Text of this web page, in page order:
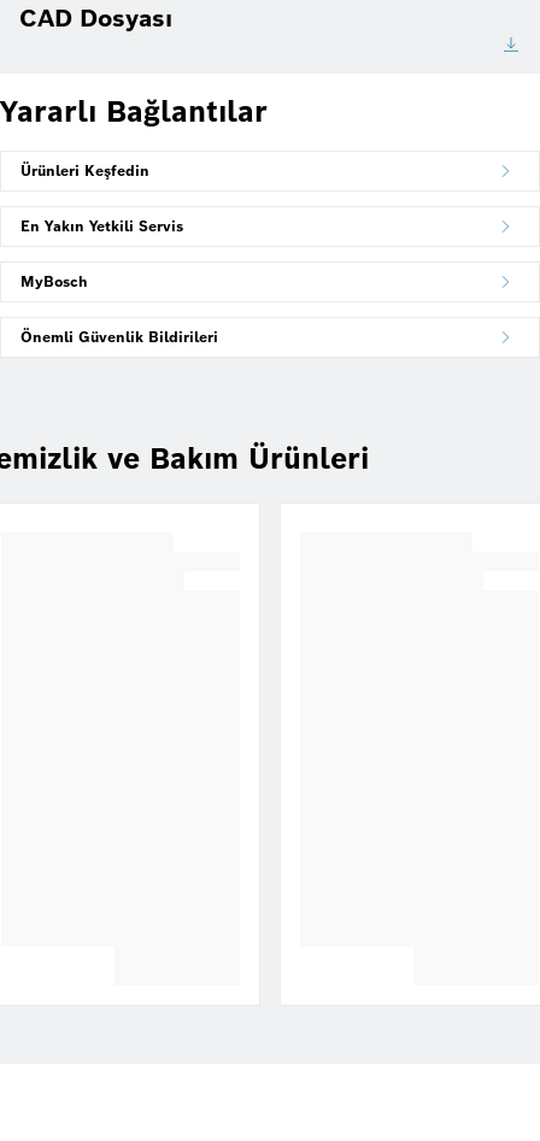
CAD Dosyası
Yararlı Bağlantılar
Ürünleri Keşfedin
En Yakın Yetkili Servis
MyBosch
Önemli Güvenlik Bildirileri
ve Bakım Ürünleri